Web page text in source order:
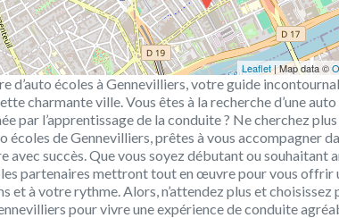
Leaflet| Map data ©
d’auto écoles à Gennevilliers, votre guide
charmante ville. Vous êtes à la recherche d’une
par l’apprentissage de la conduite ? Ne cherchez
écoles de Gennevilliers, prêtes à vous accompagner
avec succès. Que vous soyez débutant ou souhaitant
partenaires mettront tout en œuvre pour vous offrir
et à votre rythme. Alors, n’attendez plus et choisissez
pour vivre une expérience de conduite